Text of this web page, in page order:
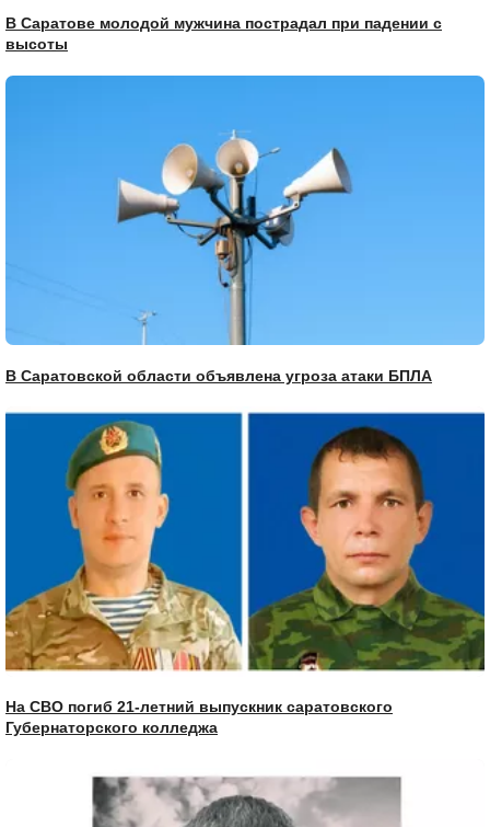
В Саратове молодой мужчина пострадал при падении с
высоты
В Саратовской области объявлена угроза атаки БПЛА
На СВО погиб 21-летний выпускник саратовского
Губернаторского колледжа